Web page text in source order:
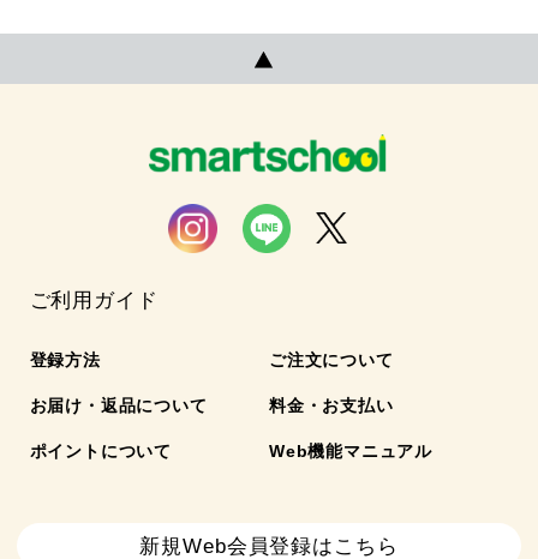
ご利用ガイド
登録方法 ご注文について
お届け・返品について 料金・お支払い
ポイントについて Web機能マニュアル
新規Web会員登録はこちら